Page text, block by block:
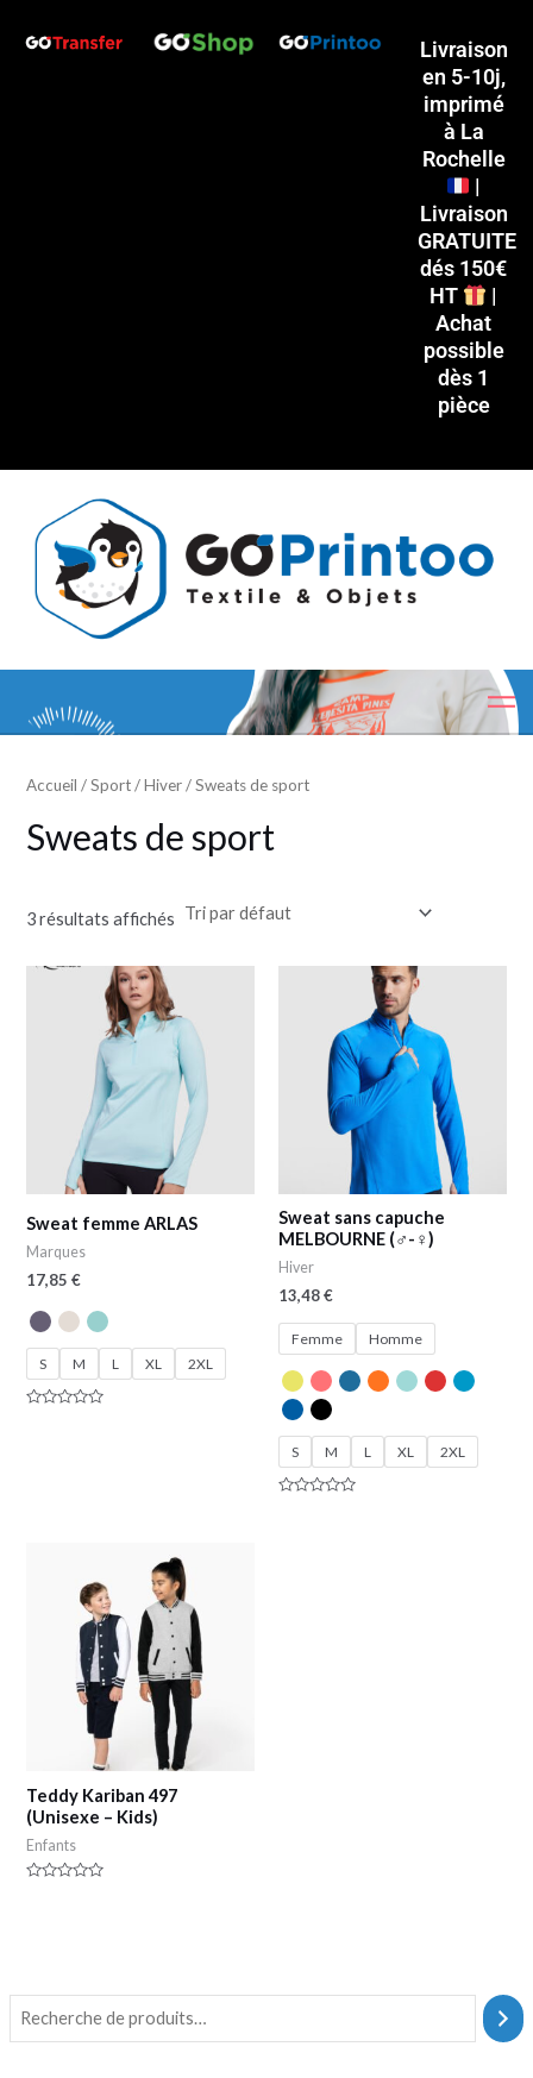
Livraison
en 5-10j,
imprimé
à La
Rochelle
|
Livraison
GRATUITE
dés 150€
HT
|
Achat
possible
dès 1
pièce
Accueil /Sport/Hiver/ Sweats de sport
Sweats de sport
3 résultats affichés
Sweat femme ARLAS
Marques
17,85€
S M L XL 2XL
Sweat sans capuche
MELBOURNE (♂-♀)
Hiver
13,48€
Femme Homme
S M L XL 2XL
Teddy Kariban 497
(Unisexe – Kids)
Enfants